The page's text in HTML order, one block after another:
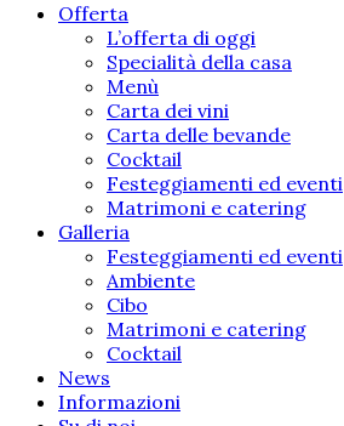
Offerta
L’offerta di oggi
Specialità della casa
Menù
Carta dei vini
Carta delle bevande
Cocktail
Festeggiamenti ed eventi
Matrimoni e catering
Galleria
Festeggiamenti ed eventi
Ambiente
Cibo
Matrimoni e catering
Cocktail
News
Informazioni